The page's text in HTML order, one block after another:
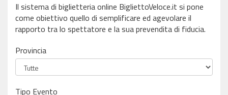
Il sistema di biglietteria online BigliettoVeloce.it si pone
come obiettivo quello di semplificare ed agevolare il
rapporto tra lo spettatore e la sua prevendita di fiducia.
Provincia
Tipo Evento